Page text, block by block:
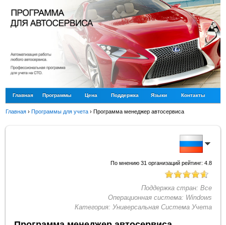
Главная Программы Цена Поддержка Языки Контакты
Главная ›Программы для учета ›Программа менеджер автосервиса
По мнению 31организаций рейтинг: 4.8
Поддержка стран: Все
Операционная система: Windows
Категория: Универсальная Система Учета